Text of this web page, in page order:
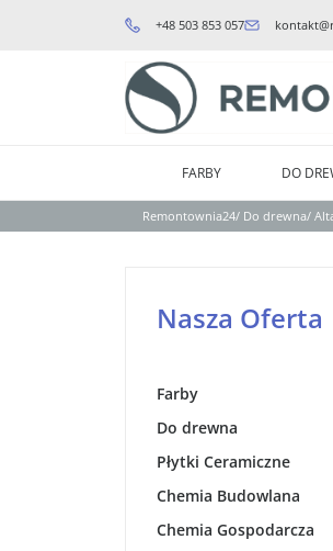
+48 503 853 057
FARBY DO
Remontownia24/ Do drewna/
Nasza Oferta
Farby
Do drewna
Płytki Ceramiczne
Chemia Budowlana
Chemia Gospodarcza